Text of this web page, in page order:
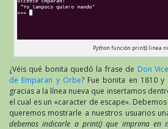
Python función print() linea
¿Véis qué bonita quedó la frase de Don
de Emparan y Orbe? Fue bonita en 1810
gracias a la línea nueva que insertamos
el cual es un «caracter de escape».
queremos mostrarle a nuestros usuarios
debemos indicarle a print() que imprima en